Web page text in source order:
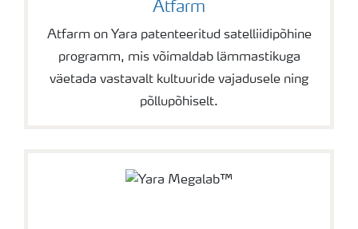
Atfarm
Atfarm on Yara patenteeritud satelliidipõhine
programm, mis võimaldab lämmastikuga
väetada vastavalt kultuuride vajadusele ning
põllupõhiselt.